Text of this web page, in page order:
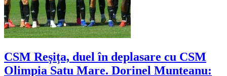
CSM Reșița, duel în deplasare cu CSM
Olimpia Satu Mare. Dorinel Munteanu: